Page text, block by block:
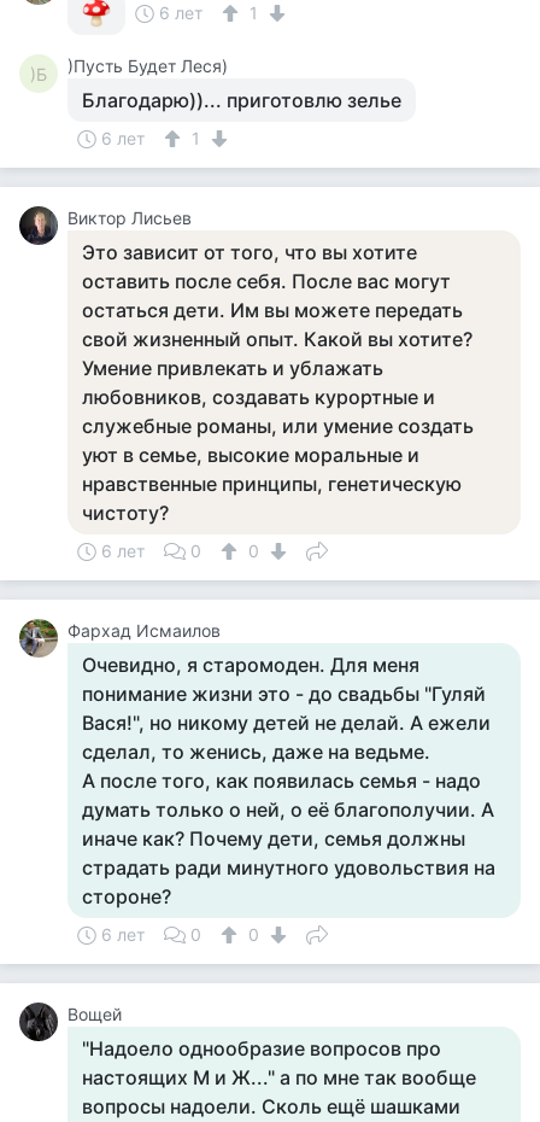
6 лет
1
)Б )Пусть Будет Леся)
Благодарю))... приготовлю зелье
6 лет 1
Виктор Лисьев
Это зависит от того, что вы хотите
оставить после себя. После вас могут
остаться дети. Им вы можете передать
свой жизненный опыт. Какой вы хотите?
Умение привлекать и ублажать
любовников, создавать курортные и
служебные романы, или умение создать
уют в семье, высокие моральные и
нравственные принципы, генетическую
чистоту?
6 лет 0 0
Фархад Исмаилов
Очевидно, я старомоден. Для меня
понимание жизни это - до свадьбы "Гуляй
Вася!", но никому детей не делай. А ежели
сделал, то женись, даже на ведьме.
А после того, как появилась семья - надо
думать только о ней, о её благополучии. А
иначе как? Почему дети, семья должны
страдать ради минутного удовольствия на
стороне?
6 лет 0 0
Вощей
"Надоело однообразие вопросов про
настоящих М и Ж..." а по мне так вообще
вопросы надоели. Сколь ещё шашками